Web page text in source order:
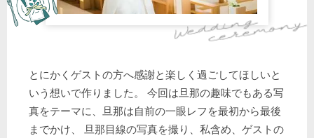
とにかくゲストの方へ感謝と楽しく過ごしてほしいと
いう想いで作りました。 今回は旦那の趣味でもある写
真をテーマに、旦那は自前の一眼レフを最初から最後
までかけ、 旦那目線の写真を撮り、私含め、ゲストの